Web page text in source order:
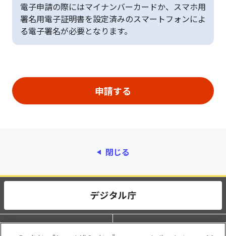
電子申請の際にはマイナンバーカードか、スマホ用
署名用電子証明書を設定済みのスマートフォンによ
る電子署名が必要となります。
閉じる
動作環境 個人情報保護